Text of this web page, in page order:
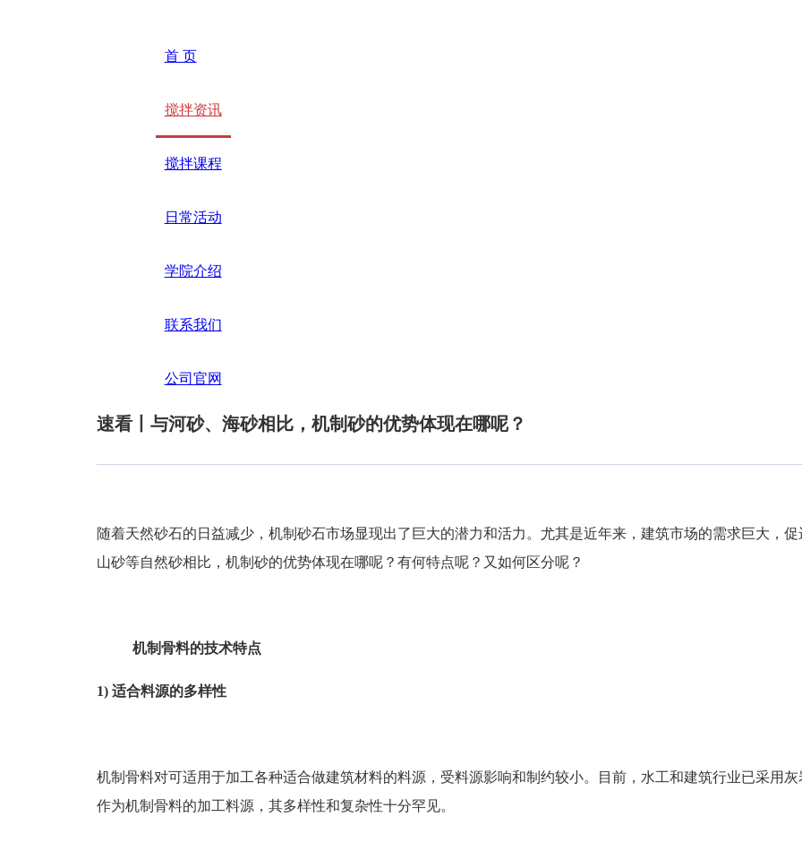
首 页
搅拌资讯
搅拌课程
日常活动
学院介绍
联系我们
公司官网
速看丨与河砂、海砂相比，机制砂的优势体现在哪呢？
随着天然砂石的日益减少，机制砂石市场显现出了巨大的潜力和活力。尤其是近年来，建筑市场的需求巨大，
山砂等自然砂相比，机制砂的优势体现在哪呢？有何特点呢？又如何区分呢？
机制骨料的技术特点
1) 适合料源的多样性
机制骨料对可适用于加工各种适合做建筑材料的料源，受料源影响和制约较小。目前，水工和建筑行业已采用
作为机制骨料的加工料源，其多样性和复杂性十分罕见。